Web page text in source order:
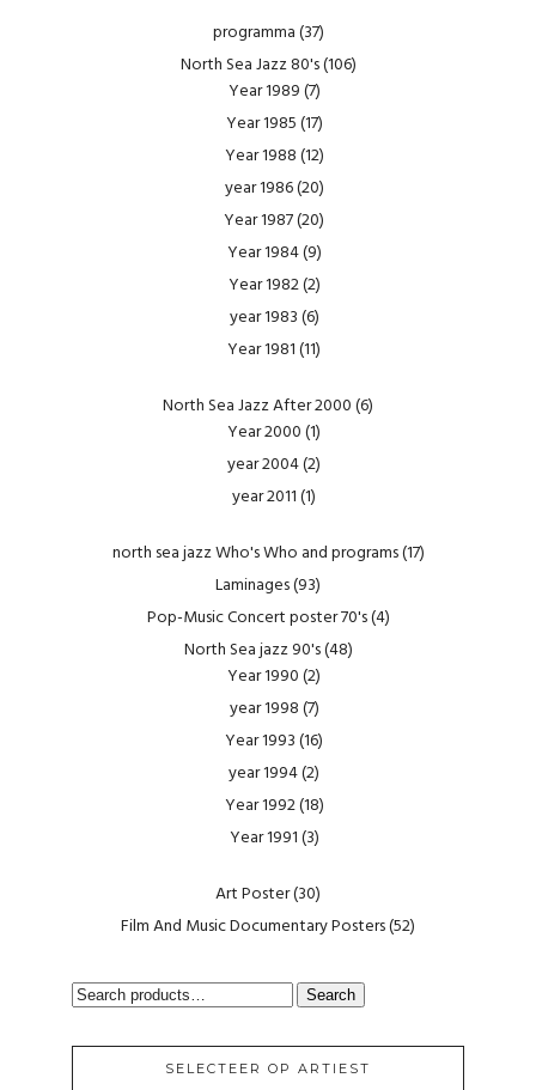
programma(37)
North Sea Jazz 80's(106)
Year 1989(7)
Year 1985(17)
Year 1988(12)
year 1986(20)
Year 1987(20)
Year 1984(9)
Year 1982(2)
year 1983(6)
Year 1981(11)
North Sea Jazz After 2000(6)
Year 2000(1)
year 2004(2)
year 2011(1)
north sea jazz Who's Who and programs(17)
Laminages(93)
Pop-Music Concert poster 70's(4)
North Sea jazz 90's(48)
Year 1990(2)
year 1998(7)
Year 1993(16)
year 1994(2)
Year 1992(18)
Year 1991(3)
Art Poster(30)
Film And Music Documentary Posters(52)
SEARCH
Search
SELECTEER OP ARTIEST